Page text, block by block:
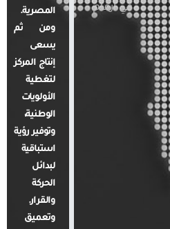
في أرقام
المصرية.
ومن ثم
يسعى
إنتاج المركز
لتغطية
الأولويات
الوطنية،
وتوفير رؤية
استباقية
لبدائل
الحركة
والقرار.
وتعميق